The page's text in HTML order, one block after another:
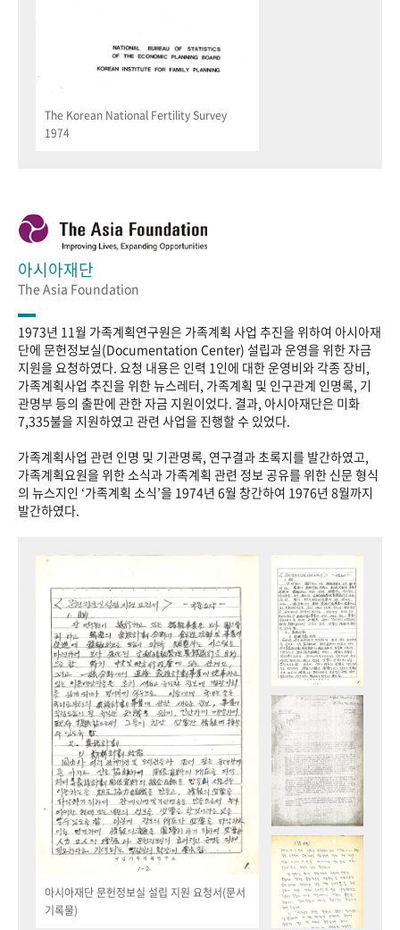
The Korean National Fertility Survey
1974
아시아재단
The Asia Foundation
1973년 11월 가족계획연구원은 가족계획 사업 추진을 위하여 아시아재
단에 문헌정보실(Documentation Center) 설립과 운영을 위한 자금
지원을 요청하였다. 요청 내용은 인력 1인에 대한 운영비와 각종 장비,
가족계획사업 추진을 위한 뉴스레터, 가족계획 및 인구관계 인명록, 기
관명부 등의 출판에 관한 자금 지원이었다. 결과, 아시아재단은 미화
7,335불을 지원하였고 관련 사업을 진행할 수 있었다.
가족계획사업 관련 인명 및 기관명록, 연구결과 초록지를 발간하였고,
가족계획요원을 위한 소식과 가족계획 관련 정보 공유를 위한 신문 형식
의 뉴스지인 ‘가족계획 소식’을 1974년 6월 창간하여 1976년 8월까지
발간하였다.
아시아재단 문헌정보실 설립 지원 요청서(문서
기록물)